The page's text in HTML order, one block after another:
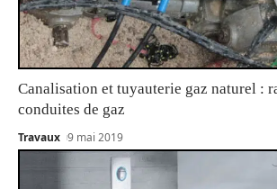
Canalisation et tuyauterie gaz naturel :
conduites de gaz
Travaux 9 mai 2019